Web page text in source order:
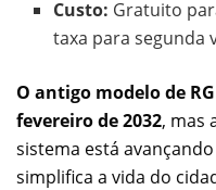
Custo: Gratuito
taxa para segunda
O antigo modelo de
fevereiro de 2032, mas
sistema está
simplifica a vida do